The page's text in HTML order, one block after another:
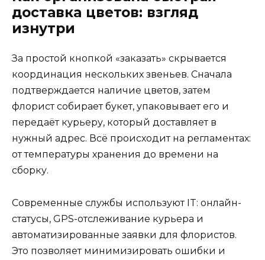
доставка цветов: взгляд
изнутри
За простой кнопкой «заказать» скрывается
координация нескольких звеньев. Сначала
подтверждается наличие цветов, затем
флорист собирает букет, упаковывает его и
передаёт курьеру, который доставляет в
нужный адрес. Всё происходит на регламентах:
от температуры хранения до времени на
сборку.
Современные службы используют IT: онлайн-
статусы, GPS-отслеживание курьера и
автоматизированные заявки для флористов.
Это позволяет минимизировать ошибки и